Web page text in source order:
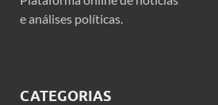
e análises políticas.
CATEGORIAS